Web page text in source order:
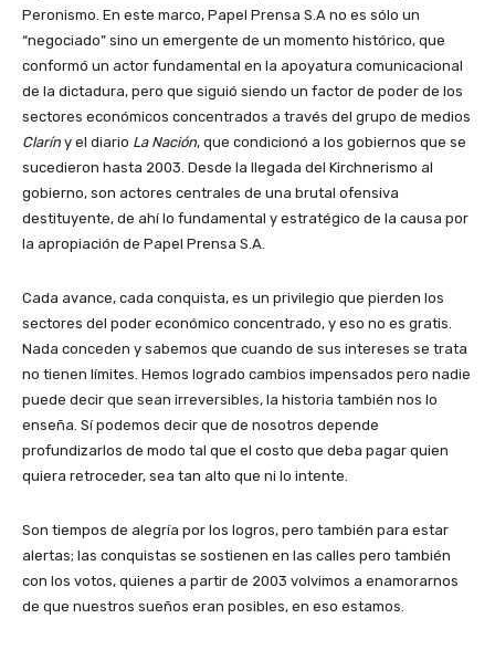
Peronismo. En este marco, Papel Prensa S.A no es sólo un
“negociado” sino un emergente de un momento histórico, que
conformó un actor fundamental en la apoyatura comunicacional
de la dictadura, pero que siguió siendo un factor de poder de los
sectores económicos concentrados a través del grupo de medios
Clarín y el diario La Nación, que condicionó a los gobiernos que se
sucedieron hasta 2003. Desde la llegada del Kirchnerismo al
gobierno, son actores centrales de una brutal ofensiva
destituyente, de ahí lo fundamental y estratégico de la causa por
la apropiación de Papel Prensa S.A.
Cada avance, cada conquista, es un privilegio que pierden los
sectores del poder económico concentrado, y eso no es gratis.
Nada conceden y sabemos que cuando de sus intereses se trata
no tienen límites. Hemos logrado cambios impensados pero nadie
puede decir que sean irreversibles, la historia también nos lo
enseña. Sí podemos decir que de nosotros depende
profundizarlos de modo tal que el costo que deba pagar quien
quiera retroceder, sea tan alto que ni lo intente.
Son tiempos de alegría por los logros, pero también para estar
alertas; las conquistas se sostienen en las calles pero también
con los votos, quienes a partir de 2003 volvimos a enamorarnos
de que nuestros sueños eran posibles, en eso estamos.